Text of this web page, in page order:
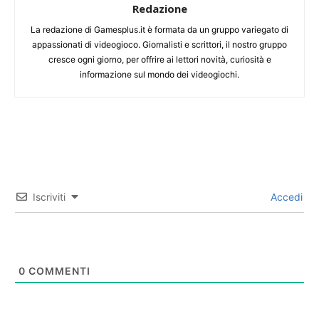
Redazione
La redazione di Gamesplus.it è formata da un gruppo variegato di
appassionati di videogioco. Giornalisti e scrittori, il nostro gruppo
cresce ogni giorno, per offrire ai lettori novità, curiosità e
informazione sul mondo dei videogiochi.
Iscriviti Accedi
0 COMMENTI